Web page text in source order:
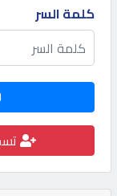
الاحصائيات
الأقسام
شركات
مميزة
كلمة السر